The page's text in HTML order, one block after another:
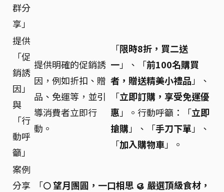
群分
享」
提供
「促
銷誘
因」
與
「行
動呼
籲」
提供明確的促銷誘
因，例如折扣、贈
品、免運等，並引
導消費者立即行
動。
「限時8折，買二送
一」、「前100名購買
者，贈送精美小禮品 」、
「立即訂購，享受免運優
惠 」。行動呼籲：「立即
搶購 」、「手刀下單 」、
「加入購物車」。
案例
分享
「🌕 望月團圓，一口相思 🥮 嚴選頂級食材，